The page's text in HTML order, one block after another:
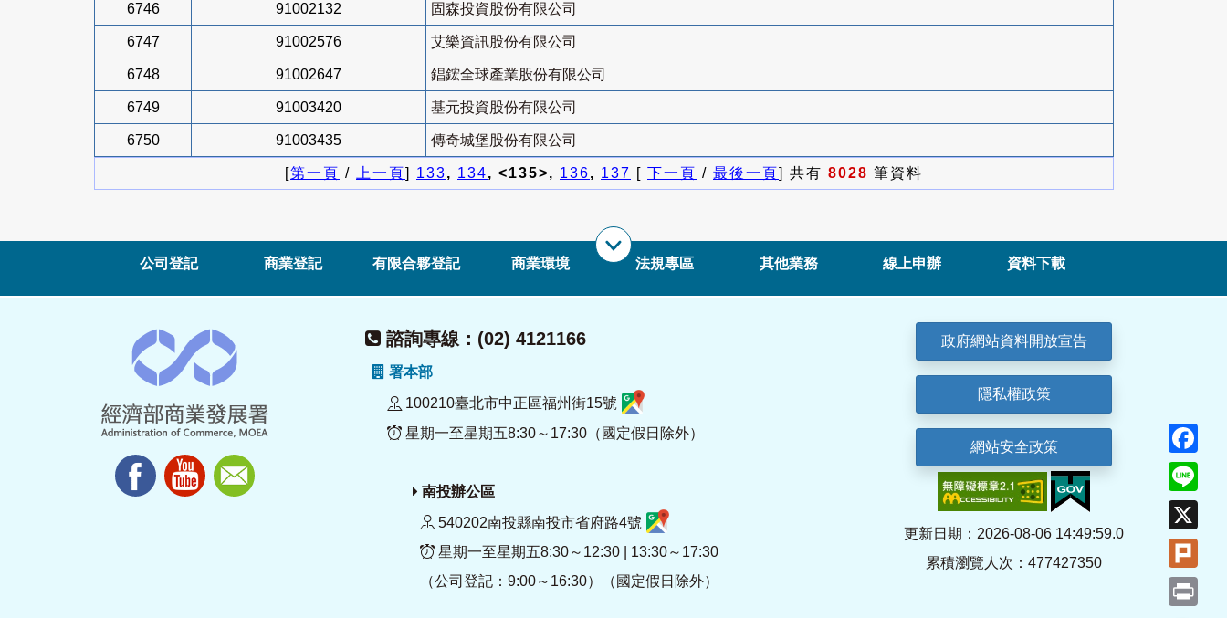
6746 91002132 固森投資股份有限公司
6747 91002576 艾樂資訊股份有限公司
6748 91002647 錩鋐全球產業股份有限公司
6749 91003420 基元投資股份有限公司
6750 91003435 傳奇城堡股份有限公司
[第一頁 / 上一頁] 133, 134, <135>, 136, 137 [ 下一頁 / 最後一頁] 共有 8028 筆資料
公司登記 商業登記 有限合夥登記 商業環境 法規專區 其他業務 線上申辦 資料下載
諮詢專線：(02) 4121166
署本部
100210臺北市中正區福州街15號
星期一至星期五8:30～17:30（國定假日除外）
南投辦公區
540202南投縣南投市省府路4號
星期一至星期五8:30～12:30 | 13:30～17:30
（公司登記：9:00～16:30）（國定假日除外）
政府網站資料開放宣告
隱私權政策
網站安全政策
更新日期：2026-08-06 14:49:59.0
累積瀏覽人次：477427350